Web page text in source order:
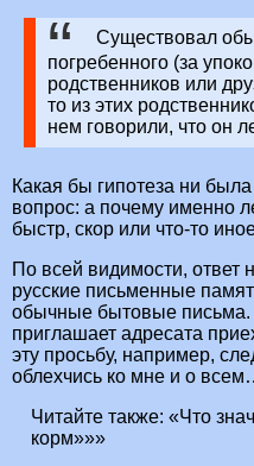
Существовал
погребенного (за
родственников или
то из этих
нем говорили, что он
Какая бы гипотеза ни
вопрос: а почему именно
быстр, скор или что-то
По всей видимости, ответ
русские письменные
обычные бытовые
приглашает адресата
эту просьбу, например,
облехчись ко мне и о
Читайте также: «Что
корм»»»